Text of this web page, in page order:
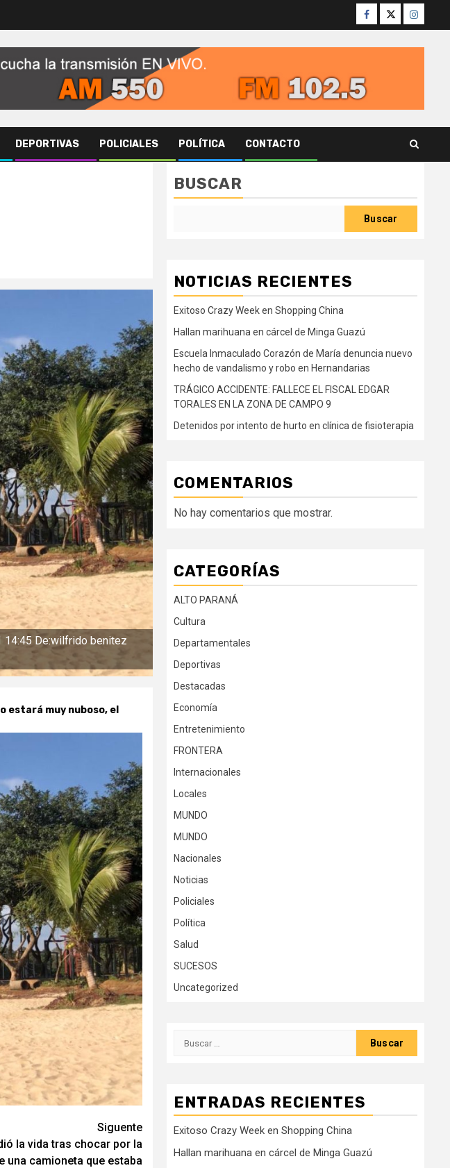
Facebook
Twitter
DEPORTIVAS POLICIALES POLÍTICA CONTACTO
14:45 De:wilfrido benitez
estará muy nuboso, el
Siguente
la vida tras chocar por la
una camioneta que estaba
BUSCAR
Buscar
NOTICIAS RECIENTES
Exitoso Crazy Week en Shopping China
Hallan marihuana en cárcel de Minga Guazú
Escuela Inmaculado Corazón de María denuncia nuevo
hecho de vandalismo y robo en Hernandarias
TRÁGICO ACCIDENTE: FALLECE EL FISCAL EDGAR
TORALES EN LA ZONA DE CAMPO 9
Detenidos por intento de hurto en clínica de fisioterapia
COMENTARIOS
No hay comentarios que mostrar.
CATEGORÍAS
ALTO PARANÁ
Cultura
Departamentales
Deportivas
Destacadas
Economía
Entretenimiento
FRONTERA
Internacionales
Locales
MUNDO
MUNDO
Nacionales
Noticias
Policiales
Política
Salud
SUCESOS
Uncategorized
Buscar:
ENTRADAS RECIENTES
Exitoso Crazy Week en Shopping China
Hallan marihuana en cárcel de Minga Guazú